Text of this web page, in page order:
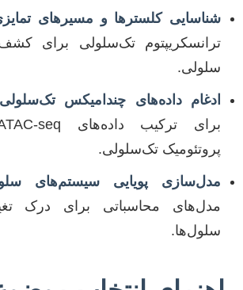
شناسایی کلسترها و مسیرهای
ترانسکریپتوم تک‌سلولی برای
سلولی.
ادغام داده‌های چندامیکس
پروتئومیک تک‌سلولی.
مدل‌سازی پویایی سیستم‌های
مدل‌های محاسباتی برای درک
سلول‌ها.